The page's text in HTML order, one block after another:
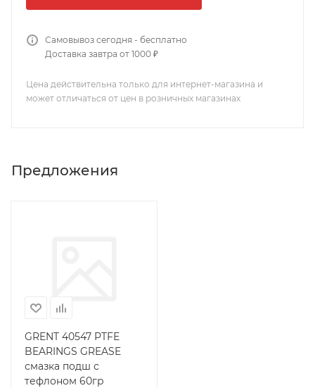
Самовывоз сегодня - бесплатно
Доставка завтра от 1000 ₽
Цена действительна только для интернет-магазина и
может отличаться от цен в розничных магазинах
Предложения
GRENT 40547 PTFE
BEARINGS GREASE
смазка подш с
тефлоном 60гр